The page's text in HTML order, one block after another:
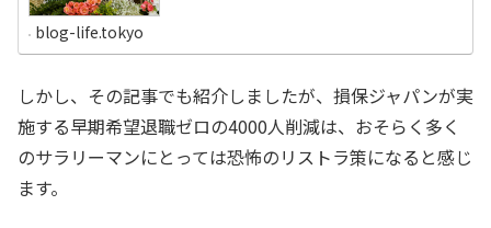
し、半期で18年を上回った。製薬など、業績が好調なうち
の再設計に動く中高年も増えている。（出典：日本経済新
聞）今回のリストラの特徴は、45歳以上の中高年が標的に
されているという点です。では、今年の早期退職の急増ぶ
りは、過去に比べて、どんな水準なのでしょうか？日本
blog-life.tokyo
しかし、その記事でも紹介しましたが、損保ジャパンが実
施する早期希望退職ゼロの4000人削減は、おそらく多く
のサラリーマンにとっては恐怖のリストラ策になると感じ
ます。